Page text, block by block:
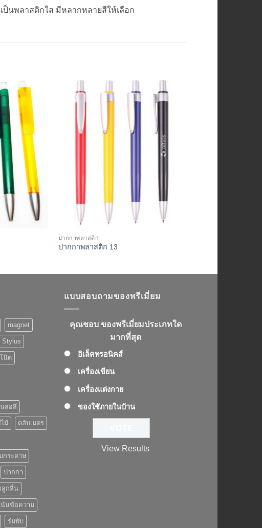
นพลาสติกใส มีหลากหลายสีให้เลือก
Add to
Wishlist
Add to
ปากกาพลาสติก
ปากกาพลาสติก 13
magnet
Stylus
น๊ต
สอสี
ม้ ตลับเมตร
กระดาษ
ปากกา
ลูกลื่น
น้นข้อความ
ร่มพับ
แบบสอบถามของพรีเมี่ยม
คุณชอบ ของพรีเมี่ยมประเภทใด
มากที่สุด
อิเล็คทรอนิคส์
เครื่องเขียน
เครื่องแต่งกาย
ของใช้ภายในบ้าน
View Results